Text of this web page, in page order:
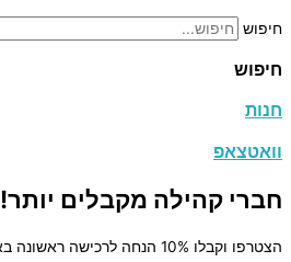
חיפוש
חיפוש
חנות
וואטצאפ
חברי קהילה מקבלים יותר!
הצטרפו וקבלו 10% הנחה לרכישה ראשונה באתר